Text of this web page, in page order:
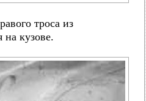
троса из
на кузове.